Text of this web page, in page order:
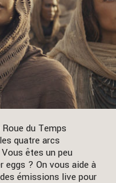
du Temps
quatre arcs
êtes un peu
eggs ? On vous aide à
émissions live pour